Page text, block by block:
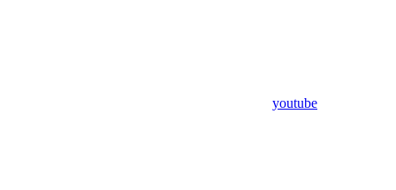
youtube